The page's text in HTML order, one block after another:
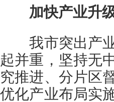
加快产业升级
我市突出产业
起并重，坚持无
究推进、分片区
优化产业布局实